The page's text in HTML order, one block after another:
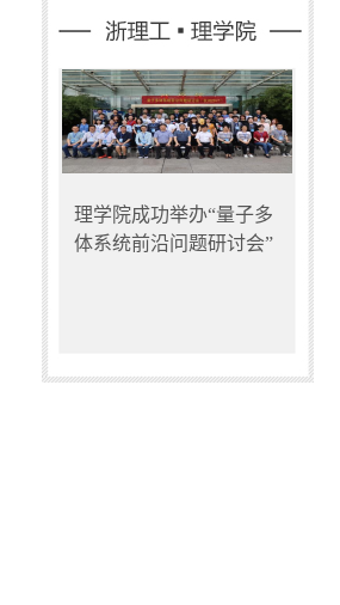
理学院成功举办“量子多
体系统前沿问题研讨会”